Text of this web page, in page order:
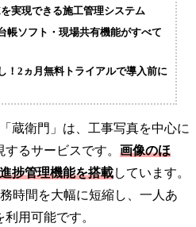
実現できる施工管理システム
帳ソフト・現場共有機能がすべて
！2ヵ月無料トライアルで導入前に
蔵衛門」は、工事写真を中心に
るサービスです。 画像のほ
捗管理機能を搭載しています。
時間を大幅に短縮し、一人あ
用可能です。